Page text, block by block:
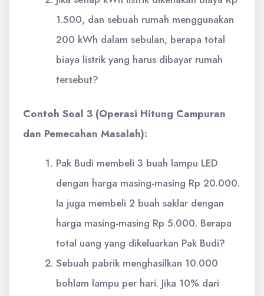
1.500, dan sebuah rumah menggunakan
200 kWh dalam sebulan, berapa total
biaya listrik yang harus dibayar rumah
tersebut?
Contoh Soal 3 (Operasi Hitung Campuran
dan Pemecahan Masalah):
Pak Budi membeli 3 buah lampu LED
dengan harga masing-masing Rp 20.000.
Ia juga membeli 2 buah saklar dengan
harga masing-masing Rp 5.000. Berapa
total uang yang dikeluarkan Pak Budi?
Sebuah pabrik menghasilkan 10.000
bohlam lampu per hari. Jika 10% dari